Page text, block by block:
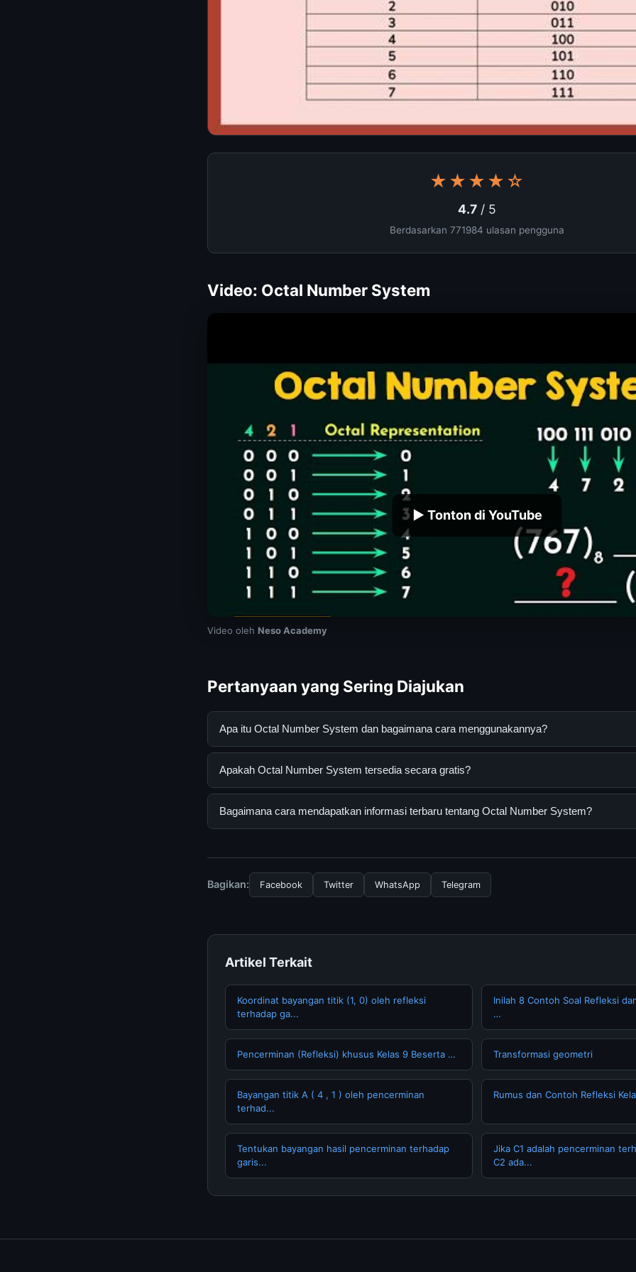
★★★★☆
4.7 / 5
Berdasarkan 771984 ulasan pengguna
Video: Octal Number System
▶ Tonton di YouTube
Video oleh Neso Academy
Pertanyaan yang Sering Diajukan
Apa itu Octal Number System dan bagaimana cara menggunakannya?
Octal Number System adalah layanan digital yang dirancang untuk membantu
mengikuti panduan yang tersedia.
Apakah Octal Number System tersedia secara gratis?
Ya, Octal Number System dapat diakses secara gratis oleh semua pengguna. Tidak
Bagaimana cara mendapatkan informasi terbaru tentang Octal Number System?
Bagikan:
Facebook Twitter WhatsApp Telegram
Artikel Terkait
Koordinat bayangan titik (1, 0) oleh refleksi
terhadap ga...
Inilah 8 Contoh Soal Refleksi
…
Pencerminan (Refleksi) khusus Kelas 9 Beserta … Transformasi geometri
Bayangan titik A ( 4 , 1 ) oleh pencerminan
terhad...
Rumus dan Contoh Refleksi
Tentukan bayangan hasil pencerminan terhadap
garis...
Jika C1 adalah pencerminan
C2 ada...